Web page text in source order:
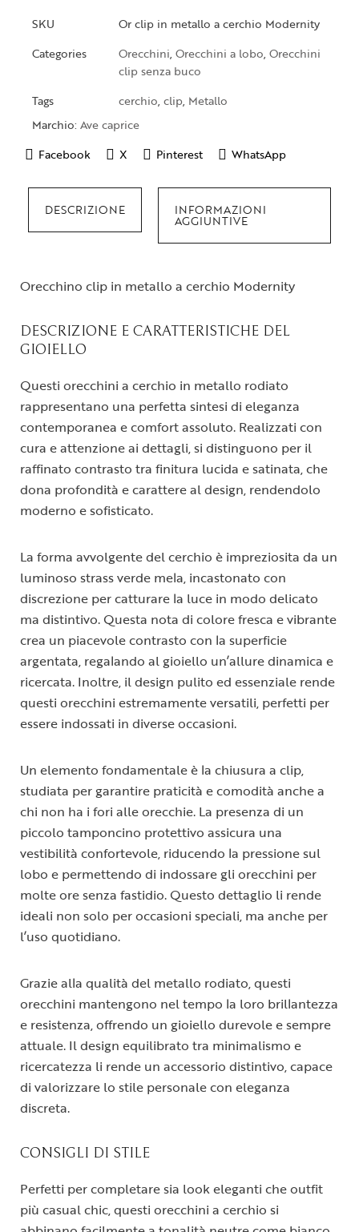
SKU
Or clip in metallo a cerchio Modernity
Categories
Orecchini, Orecchini a lobo, Orecchini
clip senza buco
Tags
cerchio, clip, Metallo
Marchio: Ave caprice
Facebook
X Pinterest WhatsApp
DESCRIZIONE INFORMAZIONI
AGGIUNTIVE
Orecchino clip in metallo a cerchio Modernity
DESCRIZIONE E CARATTERISTICHE DEL
GIOIELLO
Questi orecchini a cerchio in metallo rodiato
rappresentano una perfetta sintesi di eleganza
contemporanea e comfort assoluto. Realizzati con
cura e attenzione ai dettagli, si distinguono per il
raffinato contrasto tra finitura lucida e satinata, che
dona profondità e carattere al design, rendendolo
moderno e sofisticato.
La forma avvolgente del cerchio è impreziosita da un
luminoso strass verde mela, incastonato con
discrezione per catturare la luce in modo delicato
ma distintivo. Questa nota di colore fresca e vibrante
crea un piacevole contrasto con la superficie
argentata, regalando al gioiello un’allure dinamica e
ricercata. Inoltre, il design pulito ed essenziale rende
questi orecchini estremamente versatili, perfetti per
essere indossati in diverse occasioni.
Un elemento fondamentale è la chiusura a clip,
studiata per garantire praticità e comodità anche a
chi non ha i fori alle orecchie. La presenza di un
piccolo tamponcino protettivo assicura una
vestibilità confortevole, riducendo la pressione sul
lobo e permettendo di indossare gli orecchini per
molte ore senza fastidio. Questo dettaglio li rende
ideali non solo per occasioni speciali, ma anche per
l’uso quotidiano.
Grazie alla qualità del metallo rodiato, questi
orecchini mantengono nel tempo la loro brillantezza
e resistenza, offrendo un gioiello durevole e sempre
attuale. Il design equilibrato tra minimalismo e
ricercatezza li rende un accessorio distintivo, capace
di valorizzare lo stile personale con eleganza
discreta.
CONSIGLI DI STILE
Perfetti per completare sia look eleganti che outfit
più casual chic, questi orecchini a cerchio si